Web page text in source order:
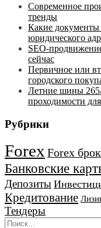
Современное
тренды
Какие документы
юридического
SEO-
сейчас
Первичное или
городского
Летние шины
проходимости
Рубрики
Forex Forex
Банковские
Депозиты
Кредитование
Тендеры
Найти: